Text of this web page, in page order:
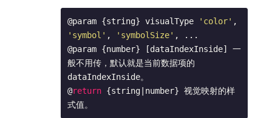
@param {string} visualType 'color'
'symbol' , 'symbolSize' , ...
@param {number} [dataIndexInside] 一
般不用传，默认就是当前数据项的
dataIndexInside。
@return {string|number} 视觉映射的样
式值。